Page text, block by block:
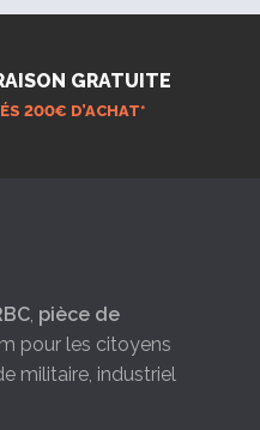
GRATUITE
200€ D’ACHAT*
, pièce de
pour les citoyens
militaire, industriel